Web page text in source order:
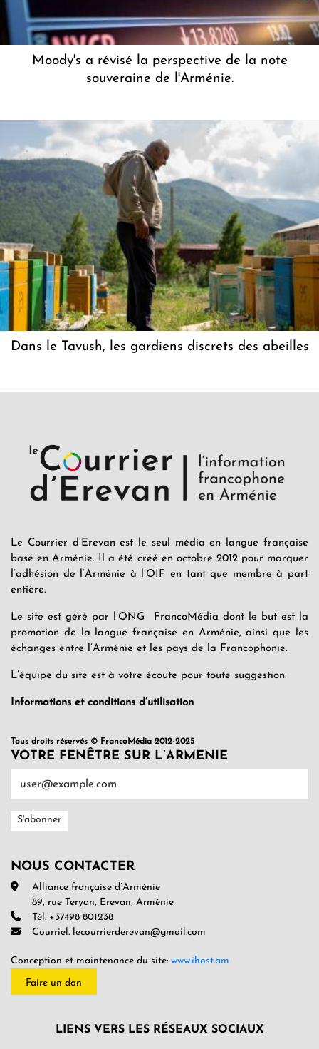
Moody's a révisé la perspective de la note
souveraine de l'Arménie.
Dans le Tavush, les gardiens discrets des abeilles
Le Courrier d’Erevan est le seul média en langue française
basé en Arménie. Il a été créé en octobre 2012 pour marquer
l’adhésion de l’Arménie à l’OIF en tant que membre à part
entière.
Le site est géré par l’ONG FrancoMédia dont le but est la
promotion de la langue française en Arménie, ainsi que les
échanges entre l’Arménie et les pays de la Francophonie.
L’équipe du site est à votre écoute pour toute suggestion.
Informations et conditions d’utilisation
Tous droits réservés © FrancoMédia 2012-2025
VOTRE FENÊTRE SUR L’ARMENIE
NOUS CONTACTER
Alliance française d’Arménie
89, rue Teryan, Erevan, Arménie
Tél. +37498 801238
Courriel. lecourrierderevan@gmail.com
Conception et maintenance du site: www.ihost.am
Faire un don
LIENS VERS LES RÉSEAUX SOCIAUX